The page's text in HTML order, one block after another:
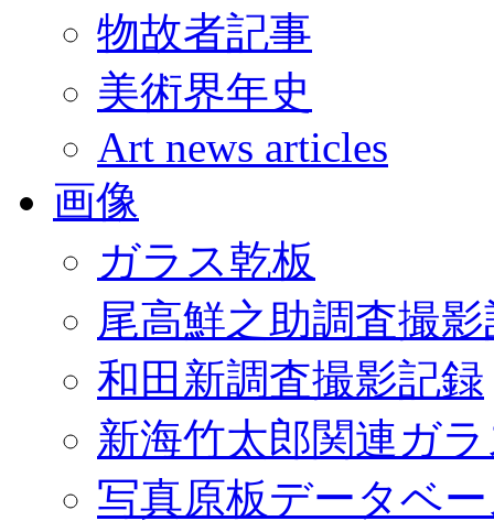
物故者記事
美術界年史
Art news articles
画像
ガラス乾板
尾高鮮之助調査撮
和田新調査撮影記録
新海竹太郎関連ガ
写真原板データベ